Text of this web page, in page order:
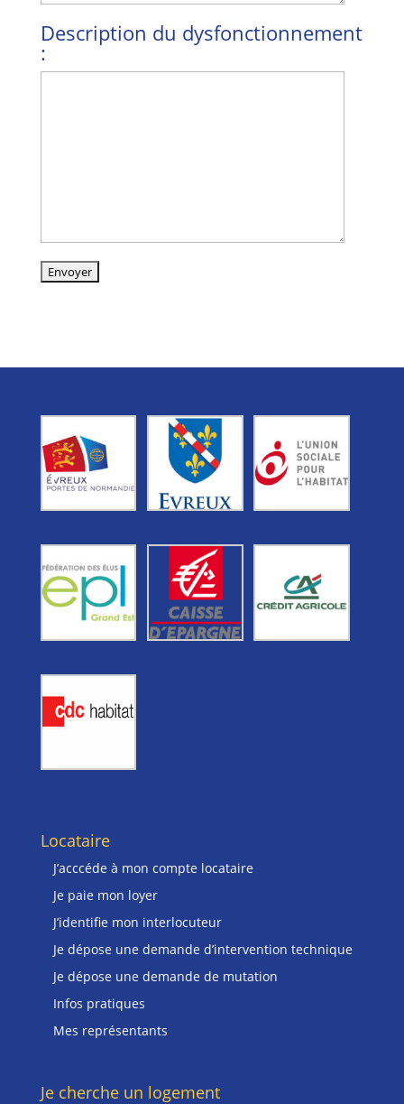
Description du dysfonctionnement
:
Locataire
J’acccéde à mon compte locataire
Je paie mon loyer
J’identifie mon interlocuteur
Je dépose une demande d’intervention technique
Je dépose une demande de mutation
Infos pratiques
Mes représentants
Je cherche un logement